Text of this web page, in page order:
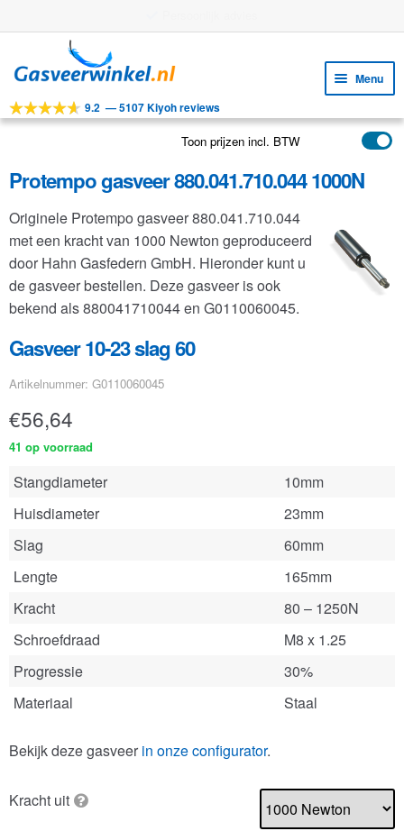
door
navigatie
naar
inhoud
Menu
Tools
Toepassingen
Klantenservice
FAQ
9.2 —5107 Kiyoh reviews
Toon prijzen incl. BTW
Protempo gasveer 880.041.710.044 1000N
Originele Protempo gasveer 880.041.710.044
met een kracht van 1000 Newton geproduceerd
door Hahn Gasfedern GmbH. Hieronder kunt u
de gasveer bestellen. Deze gasveer is ook
bekend als 880041710044 en G0110060045.
Gasveer 10-23 slag 60
Artikelnummer: G0110060045
€56,64
41 op voorraad
Stangdiameter
10mm
Huisdiameter
23mm
Slag
60mm
Lengte
165mm
Kracht
80 – 1250N
Schroefdraad
M8 x 1.25
Progressie
30%
Materiaal
Staal
Bekijk deze gasveer in onze configurator.
Kracht uit